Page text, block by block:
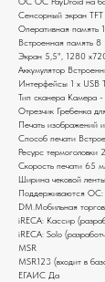
Сенсорный экран TFT
Оперативная память
Встроенная память
Экран 5,5", 1280
Аккумулятор
Интерфейсы 1 x USB
Тип сканера Камера
Отрезчик Гребенка
Печать изображений
Способ печати
Ресурс термоголовки
Скорость печати 65
Ширина чековой
Поддерживаются ОС:
DM.Мобильная
iRECA: Кассир
iRECA: Solo
MSR
MSR123 (входит в
ЕГАИС Да